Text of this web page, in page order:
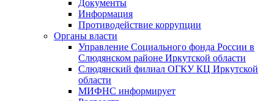
Документы
Информация
Противодействие коррупции
Органы власти
Управление Социального фонда России в
Слюдянском районе Иркутской области
Слюдянский филиал ОГКУ КЦ Иркутской
области
МИФНС информирует